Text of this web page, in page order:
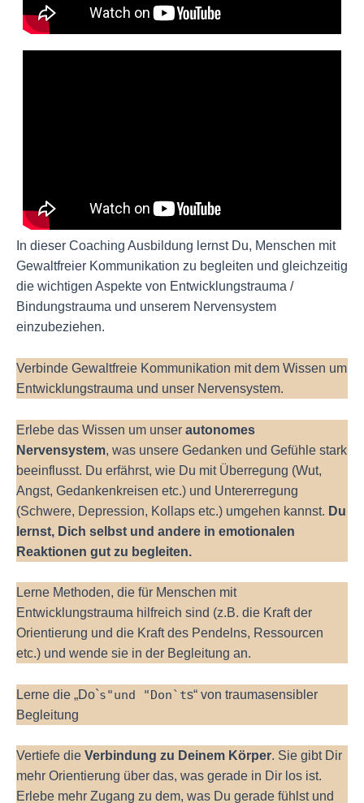
In dieser Coaching Ausbildung lernst Du, Menschen mit
Gewaltfreier Kommunikation zu begleiten und gleichzeitig
die wichtigen Aspekte von Entwicklungstrauma /
Bindungstrauma und unserem Nervensystem
einzubeziehen.
Verbinde Gewaltfreie Kommunikation mit dem Wissen um
Entwicklungstrauma und unser Nervensystem.
Erlebe das Wissen um unser autonomes
Nervensystem, was unsere Gedanken und Gefühle stark
beeinflusst. Du erfährst, wie Du mit Überregung (Wut,
Angst, Gedankenkreisen etc.) und Untererregung
(Schwere, Depression, Kollaps etc.) umgehen kannst. Du
lernst, Dich selbst und andere in emotionalen
Reaktionen gut zu begleiten.
Lerne Methoden, die für Menschen mit
Entwicklungstrauma hilfreich sind (z.B. die Kraft der
Orientierung und die Kraft des Pendelns, Ressourcen
etc.) und wende sie in der Begleitung an.
Lerne die „Do`s"und "Don`ts“ von traumasensibler
Begleitung
Vertiefe die Verbindung zu Deinem Körper. Sie gibt Dir
mehr Orientierung über das, was gerade in Dir los ist.
Erlebe mehr Zugang zu dem, was Du gerade fühlst und